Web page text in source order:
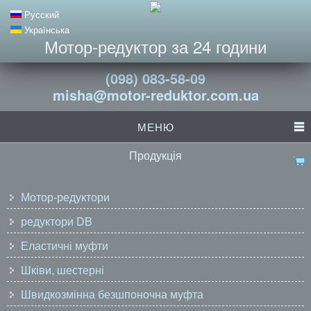
Русский
Українська
Мотор-редуктор за 24 години
(098) 083-58-09
misha@motor-reduktor.com.ua
МЕНЮ
Продукція
Мотор-редуктори
редуктори DB
Еластичні муфти
Шківи, шестерні
Швидкозмінна безшпоночна муфта